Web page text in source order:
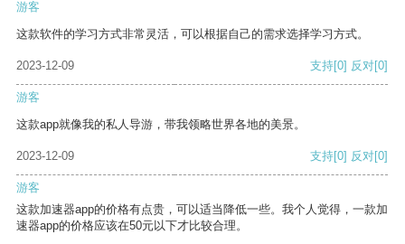
游客
这款软件的学习方式非常灵活，可以根据自己的需求选择学习方式。
2023-12-09 支持[0] 反对[0]
游客
这款app就像我的私人导游，带我领略世界各地的美景。
2023-12-09 支持[0] 反对[0]
游客
这款加速器app的价格有点贵，可以适当降低一些。我个人觉得，一款加
速器app的价格应该在50元以下才比较合理。